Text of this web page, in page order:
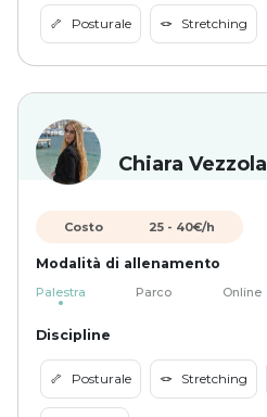
🦴 Posturale 🪢 Stretching
Chiara Vezzola
Costo 25 - 40€/h
Modalità di allenamento
Palestra Parco Online
Discipline
🦴 Posturale 🪢 Stretching